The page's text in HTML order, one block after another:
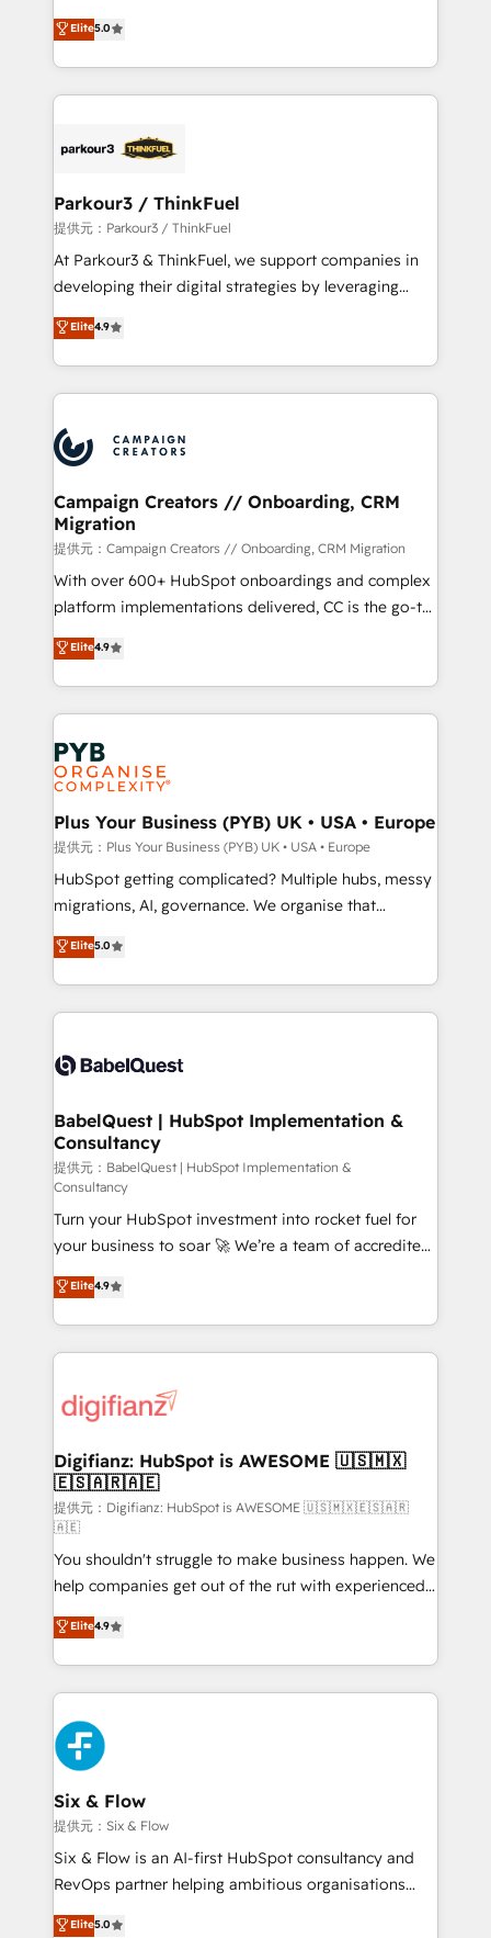
impact of your digital transformation, including a
detailed financial rationale with a focus on ROI and
embark on a transformational journey that sets your
business up for long-term success. Unlock your
DIGITALISIM, nous avons l'intime conviction que la
réussite des entreprises passe par l’innovation web,
le marketing digital, et la relation client ! C'est
pourquoi, nos experts sont à la fois capables de
référencement, votre stratégie digitale et le pilotage
projet HubSpot avec DIGITALISIM : 🧽 Nettoyage,
migration et intégration des bases de données. 🚀
Développement des interfaces avec vos logiciels
métiers ⚙️ Configuration de la plateforme HubSpot
Book Process & Guidelines utilisateurs 🎓
Formations des utilisateurs
Elite5.0
Parkour3 / ThinkFuel
提供元：Parkour3 / ThinkFuel
At Parkour3 & ThinkFuel, we support companies in
developing their digital strategies by leveraging
technologies and automating their marketing and
sales processes to generate growth. Our offer spans
from Strategy to Operations. We specialize in CRM
onboarding and implementation, web design, sales
extensive experience working with tech companies
and manufacturers since 2002, we are committed to
empowering our clients and developing their
autonomy. Get to grips with HubSpot through
guided implementation and seamless integration of
the CRM platform into your digital ecosystem. Would
you like support in deploying your inbound
to your needs and sales objectives. With 125+
certifications, we are part of the most certified
services are offered in both English & French.
Elite4.9
Campaign Creators // Onboarding, CRM
Migration
提供元：Campaign Creators // Onboarding, CRM Migration
With over 600+ HubSpot onboardings and complex
platform implementations delivered, CC is the go-to
Elite Solutions Partner for businesses ready to
migrate, replatform, and scale smarter. We specialize
in high-impact CRM and CMS migrations and
onboarding from platforms like Salesforce, NetSuite,
Zoho, Pardot, Marketo, Microsoft Dynamics, Wix,
WordPress and legacy CRMs, turning fragmented
systems into unified, growth-ready HubSpot
architectures that accelerate revenue operations and
performance. - Multi-object CRM migration, cleanup,
and implementation. - Pre-built and custom
integrations across your full tech stack. - Custom
- Dashboards, lifecycle campaigns, and lead
nurturing sequences. - Cross-hub setup across
scalable retainers. Let’s make HubSpot your most
powerful growth engine. Built to convert, scale, and
Elite4.9
Plus Your Business (PYB) UK • USA • Europe
提供元：Plus Your Business (PYB) UK • USA • Europe
HubSpot getting complicated? Multiple hubs, messy
migrations, AI, governance. We organise that
complexity, so your team can put HubSpot to work...
Welcome to our Profile! We help with: • CRM
implementation, reports, workflows, and team
training • CRM migration from Salesforce, Pipedrive,
custom API integrations with ERP (and other
operations A little about us: • Boutique 'Elite' team of
12 • 150+ clients across Sales Hub, Marketing Hub,
Service Hub, Data Hub and CMS • ISO/IEC
27001:2022, ISO 9001:2015, and ISO 42001:2023
certified - the AI management standard • GuardHub:
our AI governance framework, built on ISO 42001
Ready for the next step? Click the 👈 '𝗖𝗼𝗻𝘁𝗮𝗰𝘁
𝗯𝘂𝘀𝗶𝗻𝗲𝘀𝘀' button to get in touch (𝘸𝘦'𝘳𝘦 𝘴𝘶𝘱𝘦𝘳
𝘳𝘦𝘴𝘱𝘰𝘯𝘴𝘪𝘷𝘦)
Elite5.0
BabelQuest | HubSpot Implementation &
Consultancy
提供元：BabelQuest | HubSpot Implementation &
Consultancy
Turn your HubSpot investment into rocket fuel for
your business to soar 🚀 We’re a team of accredited
HubSpot experts ready to help you. We can
implement the platform into complex business
environments, optimise what you've got and make
sure you can actually use it, build your website in
for you and execute it on HubSpot. We are on the
framework, meaning we've been accredited by
HubSpot and vetted by the CCS, which means we
can support public sector companies as well the
other ones listed in our profile. Our services: -
HubSpot implementation - HubSpot CMS website
build We can do lots of things. But everything we do
is there for you to: - Grow revenue, and run your
business more efficiently - Build stronger
relationships with customers - Make better
decisions with data - Find a new voice and reach
more people - Get the most out of your HubSpot
investment
Elite4.9
Digifianz: HubSpot is AWESOME 🇺🇸🇲🇽
🇪🇸🇦🇷🇦🇪
提供元：Digifianz: HubSpot is AWESOME 🇺🇸🇲🇽🇪🇸🇦🇷
🇦🇪
You shouldn't struggle to make business happen. We
help companies get out of the rut with experienced,
process-oriented teams implementing HubSpot
Marketing, Sales, Service, CMS and Operations Hub,
so selling and actually engaging with your customers
feels easy and pain-free. We are a top ranked
HubSpot Elite Partner, winner of Rookie of the Year
and Customer First Awards, 4.9/5 rating in HubSpot
Reviews and 4.9/5 rating in Clutch Reviews. Digifianz
helps the following industries: logistics & 3PL, home
improvement & construction, branding and
commercialization, real estate, health, education,
SaaS, Software Dev & IT and consulting, make the
the United States, EU, UAE, Mexico and Latin
Elite4.9
Six & Flow
提供元：Six & Flow
Six & Flow is an AI-first HubSpot consultancy and
RevOps partner helping ambitious organisations
grow with clarity, confidence, and intelligence.
Elite5.0